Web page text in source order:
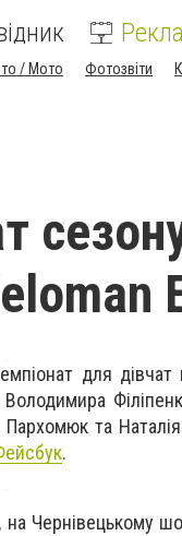
/ Мото Фотозвіти
для
Володимира
та
.
Чернівецькому